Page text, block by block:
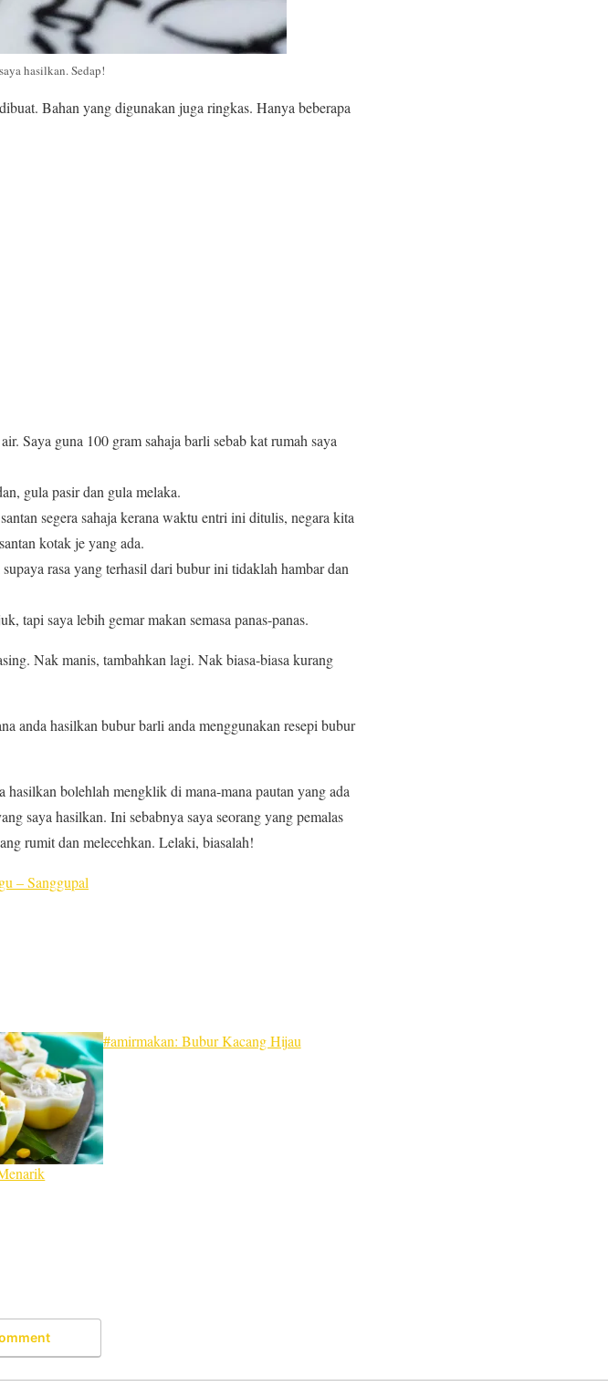
hasilkan. Sedap!
Bahan yang digunakan juga ringkas. Hanya beberapa
Saya guna 100 gram sahaja barli sebab kat rumah saya
gula pasir dan gula melaka.
segera sahaja kerana waktu entri ini ditulis, negara kita
kotak je yang ada.
rasa yang terhasil dari bubur ini tidaklah hambar dan
tapi saya lebih gemar makan semasa panas-panas.
Nak manis, tambahkan lagi. Nak biasa-biasa kurang
anda hasilkan bubur barli anda menggunakan resepi bubur
bolehlah mengklik di mana-mana pautan yang ada
saya hasilkan. Ini sebabnya saya seorang yang pemalas
rumit dan melecehkan. Lelaki, biasalah!
– Sanggupal
#amirmakan: Bubur Kacang Hijau